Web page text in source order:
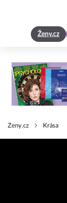
Ženy.cz
Zeny.cz Krása